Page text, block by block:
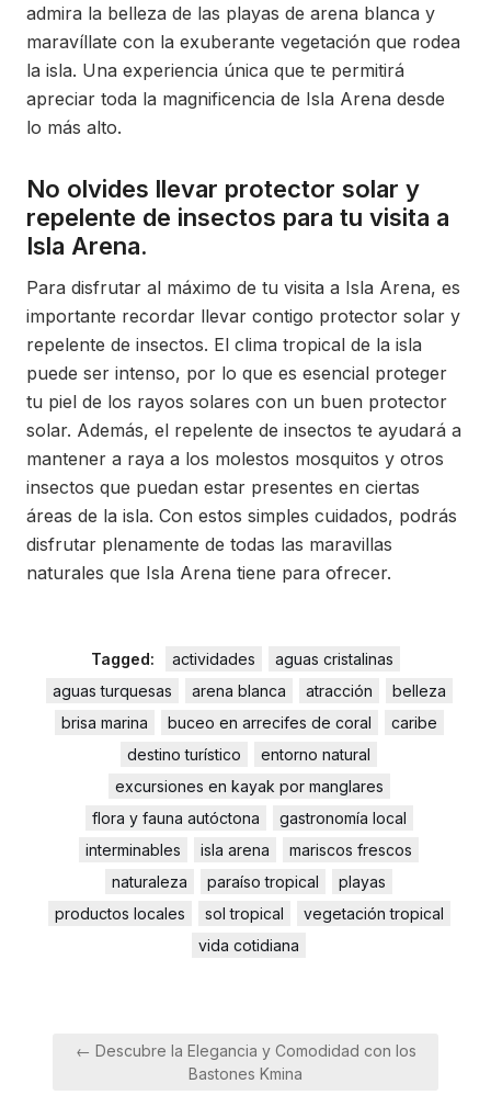
admira la belleza de las playas de arena blanca y
maravíllate con la exuberante vegetación que rodea
la isla. Una experiencia única que te permitirá
apreciar toda la magnificencia de Isla Arena desde
lo más alto.
No olvides llevar protector solar y
repelente de insectos para tu visita a
Isla Arena.
Para disfrutar al máximo de tu visita a Isla Arena, es
importante recordar llevar contigo protector solar y
repelente de insectos. El clima tropical de la isla
puede ser intenso, por lo que es esencial proteger
tu piel de los rayos solares con un buen protector
solar. Además, el repelente de insectos te ayudará a
mantener a raya a los molestos mosquitos y otros
insectos que puedan estar presentes en ciertas
áreas de la isla. Con estos simples cuidados, podrás
disfrutar plenamente de todas las maravillas
naturales que Isla Arena tiene para ofrecer.
Tagged: actividades
aguas cristalinas
aguas turquesas
arena blanca atracción
belleza
brisa marina
buceo en arrecifes de coral
caribe
destino turístico
entorno natural
excursiones en kayak por manglares
flora y fauna autóctona
gastronomía local
interminables
isla arena
mariscos frescos
naturaleza
paraíso tropical
playas
productos locales
sol tropical
vegetación tropical
vida cotidiana
Navegación
← Descubre la Elegancia y Comodidad con los
Bastones Kmina